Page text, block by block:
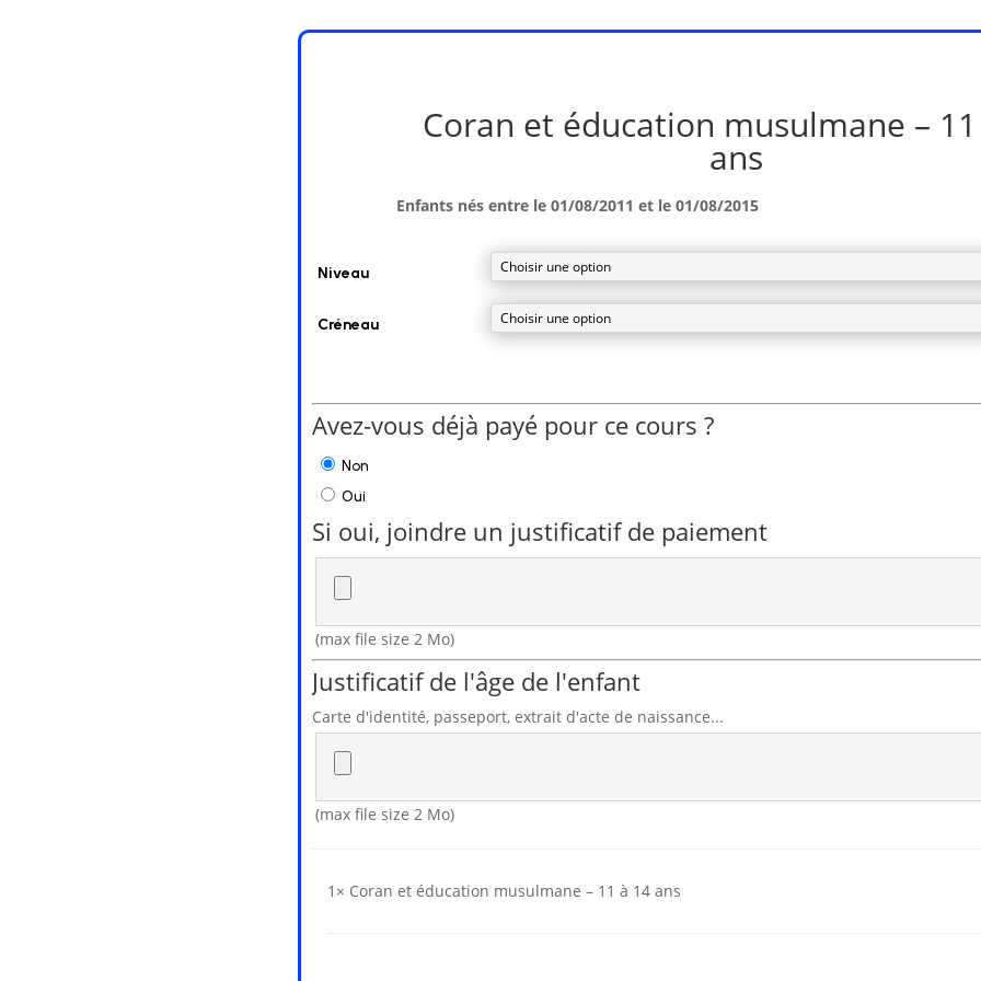
Coran et éducation musulmane –
ans
Enfants nés entre le 01/08/2011 et le 01/08/2015
Niveau
Créneau
Avez-vous déjà payé pour ce cours ?
Non
Oui
Si oui, joindre un justificatif de paiement
(max file size 2 Mo)
Justificatif de l'âge de l'enfant
Carte d'identité, passeport, extrait d'acte de naissance...
(max file size 2 Mo)
1× Coran et éducation musulmane – 11 à 14 ans